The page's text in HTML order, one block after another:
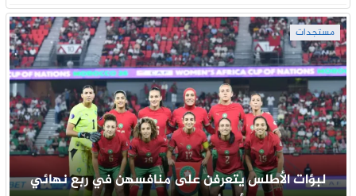
مستجدات
لبؤات الأطلس يتعرفن على منافسهن في ربع نهائي